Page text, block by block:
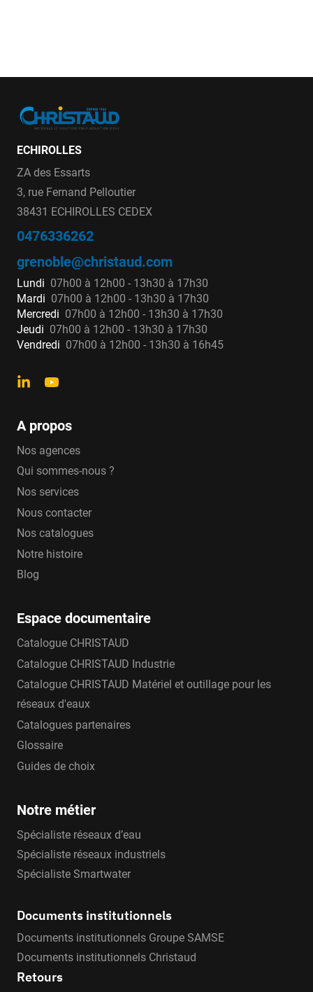
ECHIROLLES
ZA des Essarts
3, rue Fernand Pelloutier
38431 ECHIROLLES CEDEX
0476336262
grenoble@christaud.com
Lundi 07h00 à 12h00 - 13h30 à 17h30
Mardi 07h00 à 12h00 - 13h30 à 17h30
Mercredi 07h00 à 12h00 - 13h30 à 17h30
Jeudi 07h00 à 12h00 - 13h30 à 17h30
Vendredi 07h00 à 12h00 - 13h30 à 16h45
A propos
Nos agences
Qui sommes-nous ?
Nos services
Nous contacter
Nos catalogues
Notre histoire
Blog
Espace documentaire
Catalogue CHRISTAUD
Catalogue CHRISTAUD Industrie
Catalogue CHRISTAUD Matériel et outillage pour les
réseaux d'eaux
Catalogues partenaires
Glossaire
Guides de choix
Notre métier
Spécialiste réseaux d’eau
Spécialiste réseaux industriels
Spécialiste Smartwater
Documents institutionnels
Documents institutionnels Groupe SAMSE
Documents institutionnels Christaud
Retours